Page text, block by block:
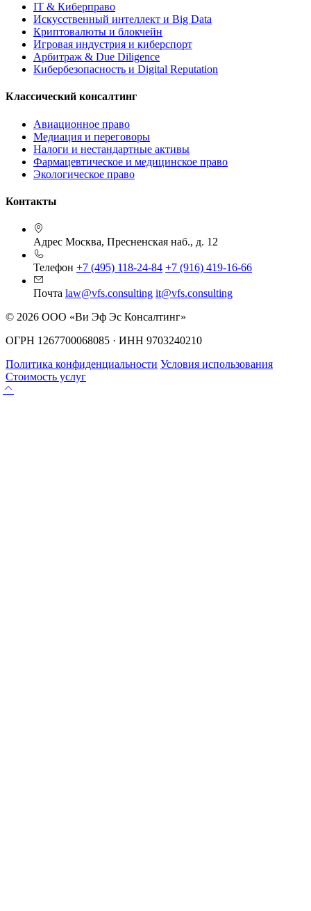
IT & Киберправо
Искусственный интеллект и Big Data
Криптовалюты и блокчейн
Игровая индустрия и киберспорт
Арбитраж & Due Diligence
Кибербезопасность и Digital Reputation
Классический консалтинг
Авиационное право
Медиация и переговоры
Налоги и нестандартные активы
Фармацевтическое и медицинское право
Экологическое право
Контакты
Адрес Москва, Пресненская наб., д. 12
Телефон +7 (495) 118-24-84 +7 (916) 419-16-66
Почта law@vfs.consulting it@vfs.consulting
© 2026 ООО «Ви Эф Эс Консалтинг»
ОГРН 1267700068085 · ИНН 9703240210
Политика конфиденциальности Условия использования
Стоимость услуг